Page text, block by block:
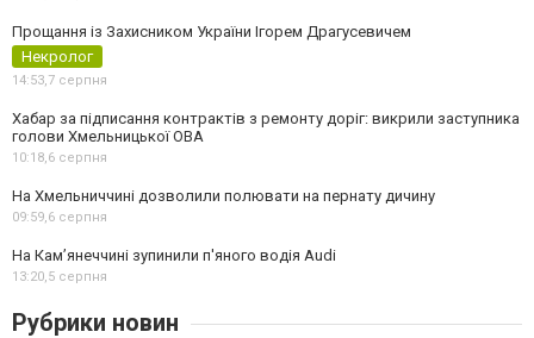
Прощання із Захисником України Ігорем Драгусевичем
Некролог
14:53,7 серпня
Хабар за підписання контрактів з ремонту доріг: викрили заступника
голови Хмельницької ОВА
10:18,6 серпня
На Хмельниччині дозволили полювати на пернату дичину
09:59,6 серпня
На Камʼянеччині зупинили п'яного водія Audi
13:20,5 серпня
Рубрики новин